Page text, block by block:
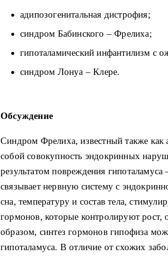
адипозогенитальная дистрофия;
синдром Бабинского – Фрелиха;
гипоталамический инфантилизм с
синдром Лонуа – Клере.
Обсуждение
Синдром Фрелиха, известный также как
собой совокупность эндокринных
результатом повреждения
связывает нервную систему с
сна, температуру и состав тела,
гормонов, которые контролируют рост,
образом, синтез гормонов гипофиза
гипоталамуса. В отличие от схожих